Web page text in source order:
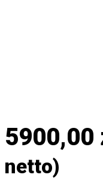
5900,00
netto)